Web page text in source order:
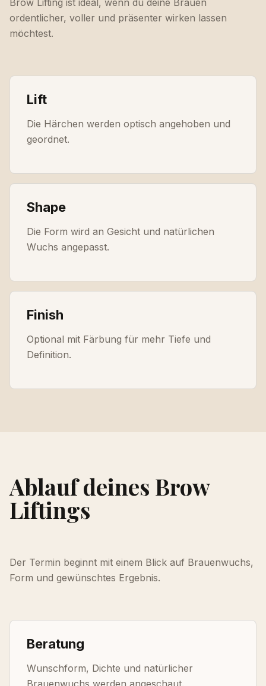
Brow Lifting ist ideal, wenn du deine Brauen
ordentlicher, voller und präsenter wirken lassen
möchtest.
Lift
Die Härchen werden optisch angehoben und
geordnet.
Shape
Die Form wird an Gesicht und natürlichen
Wuchs angepasst.
Finish
Optional mit Färbung für mehr Tiefe und
Definition.
Ablauf deines Brow
Liftings
Der Termin beginnt mit einem Blick auf Brauenwuchs,
Form und gewünschtes Ergebnis.
Beratung
Wunschform, Dichte und natürlicher
Brauenwuchs werden angeschaut.